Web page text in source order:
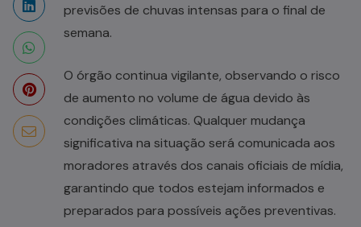
previsões de chuvas intensas para o final de
semana.
O órgão continua vigilante, observando o risco
de aumento no volume de água devido às
condições climáticas. Qualquer mudança
significativa na situação será comunicada aos
moradores através dos canais oficiais de mídia,
garantindo que todos estejam informados e
preparados para possíveis ações preventivas.